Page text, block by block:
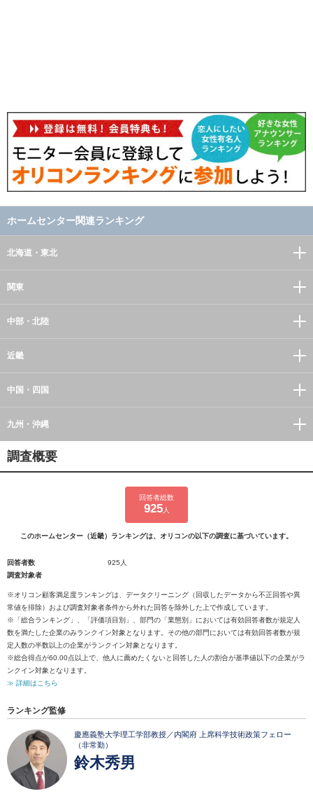
ホームセンター関連ランキング
北海道・東北
関東
中部・北陸
近畿
中国・四国
九州・沖縄
調査概要
回答者総数
925人
このホームセンター（近畿）ランキングは、オリコンの以下の調査に基づいています。
回答者数
925人
調査対象者
※オリコン顧客満足度ランキングは、データクリーニング（回収したデータから不正回答や異
常値を排除）および調査対象者条件から外れた回答を除外した上で作成しています。
※「総合ランキング」、「評価項目別」、部門の「業態別」においては有効回答者数が規定人
数を満たした企業のみランクイン対象となります。その他の部門においては有効回答者数が規
定人数の半数以上の企業がランクイン対象となります。
※総合得点が60.00点以上で、他人に薦めたくないと回答した人の割合が基準値以下の企業がラ
ンクイン対象となります。
≫ 詳細はこちら
ランキング監修
慶應義塾大学理工学部教授／内閣府 上席科学技術政策フェロー
（非常勤）
鈴木秀男